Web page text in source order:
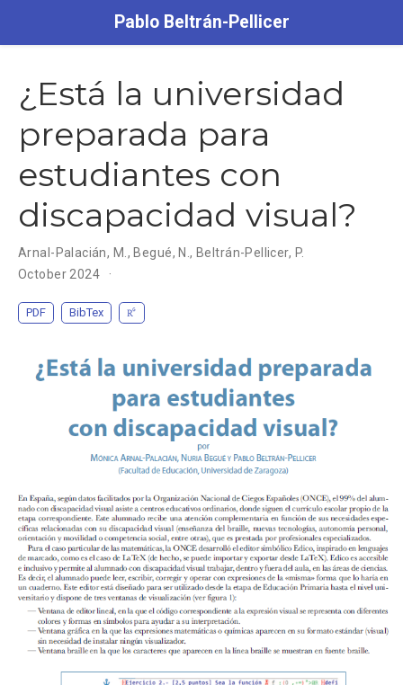
Pablo Beltrán-Pellicer
¿Está la universidad
preparada para
estudiantes con
discapacidad visual?
Arnal-Palacián, M., Begué, N., Beltrán-Pellicer, P.
October 2024
PDF BibTex